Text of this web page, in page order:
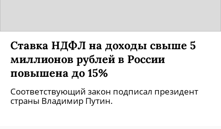
Ставка НДФЛ на доходы свыше 5
миллионов рублей в России
повышена до 15%
Соответствующий закон подписал президент
страны Владимир Путин.